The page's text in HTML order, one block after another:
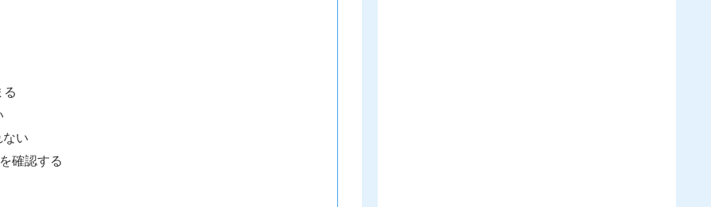
る
い
確認する